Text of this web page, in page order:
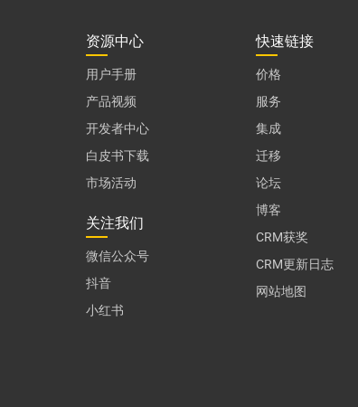
资源中心
用户手册
产品视频
开发者中心
白皮书下载
市场活动
关注我们
微信公众号
抖音
小红书
快速链接
价格
服务
集成
迁移
论坛
博客
CRM获奖
CRM更新日志
网站地图